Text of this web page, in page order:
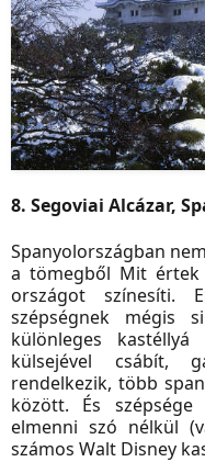
8. Segoviai Alcázar,
Spanyolországban
a tömegből Mit értek
országot színesíti.
szépségnek mégis
különleges
külsejével csábít,
rendelkezik, több
között. És
elmenni szó nélkül
számos Walt Disney